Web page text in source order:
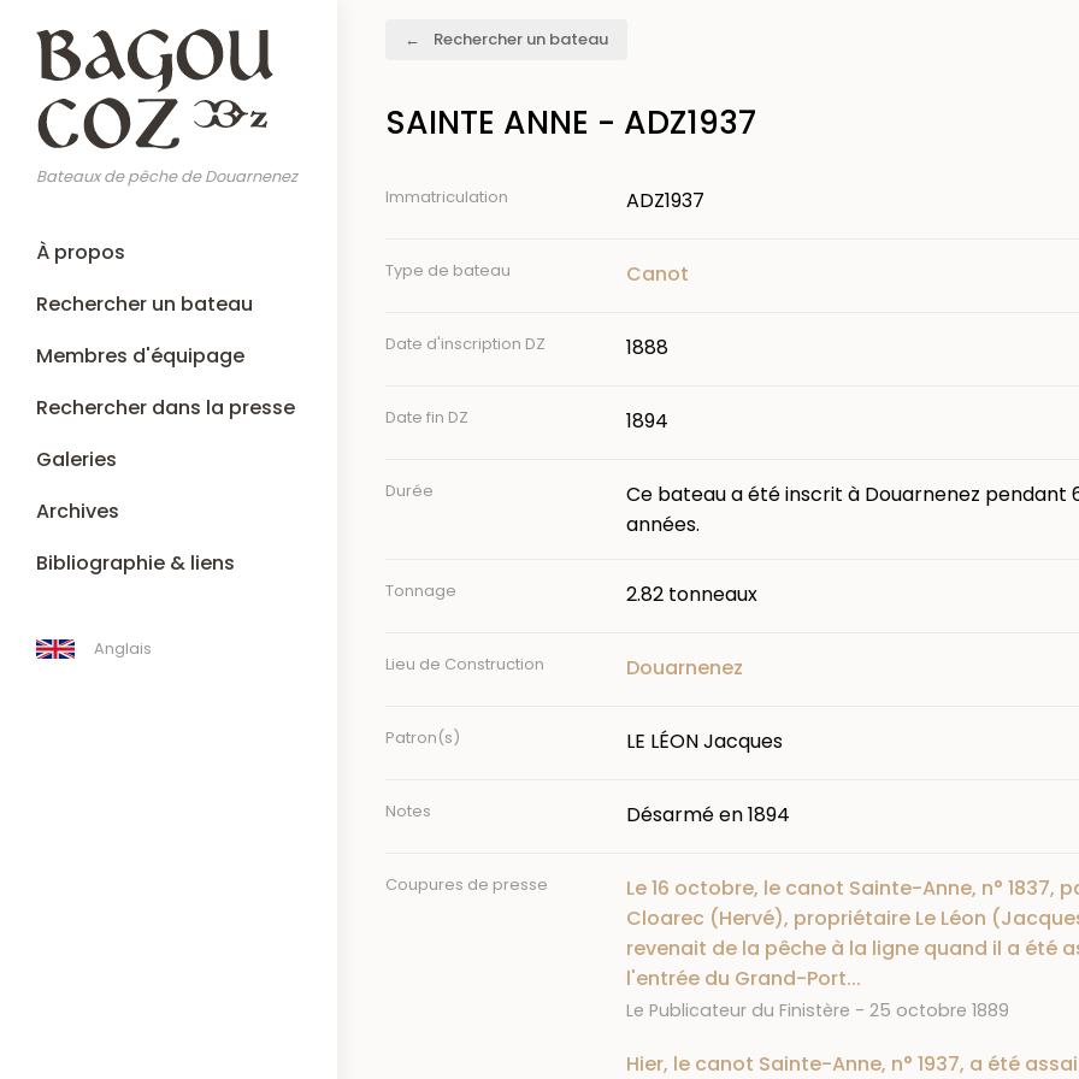
contenu
principal
Bateaux de pêche de Douarnenez
Main
navigation
À propos
Rechercher un bateau
Membres d'équipage
Rechercher dans la presse
Galeries
Archives
Bibliographie & liens
Anglais
Rechercher un bateau
SAINTE ANNE - ADZ1937
Immatriculation ADZ1937
Type de bateau Canot
Date d'inscription DZ 1888
Date fin DZ 1894
Durée
Ce bateau a été inscrit à Douarnenez pendant
années.
Tonnage 2.82 tonneaux
Lieu de Construction Douarnenez
Patron(s) LE LÉON Jacques
Notes Désarmé en 1894
Coupures de presse
Le 16 octobre, le canot Sainte-Anne, n° 1837,
Cloarec (Hervé), propriétaire Le Léon
revenait de la pêche à la ligne quand il a été
l'entrée du Grand-Port...
Journal
Le Publicateur du Finistère Date
25 octobre 1889
Hier, le canot Sainte-Anne, n° 1937, a été